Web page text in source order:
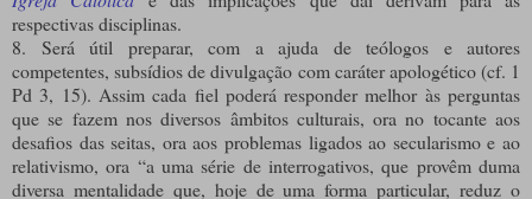
respectivas disciplinas.
8. Será útil preparar, com a ajuda de teólogos e autores
competentes, subsídios de divulgação com caráter apologético (cf. 1
Pd 3, 15). Assim cada fiel poderá responder melhor às perguntas
que se fazem nos diversos âmbitos culturais, ora no tocante aos
desafios das seitas, ora aos problemas ligados ao secularismo e ao
relativismo, ora “a uma série de interrogativos, que provêm duma
diversa mentalidade que, hoje de uma forma particular, reduz o